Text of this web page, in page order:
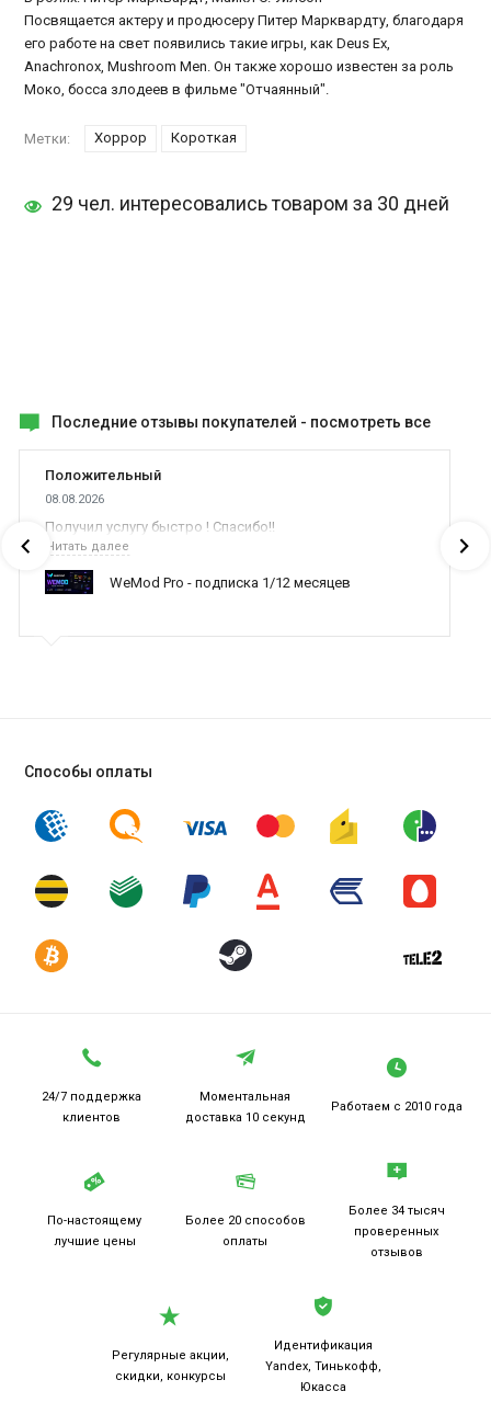
Посвящается актеру и продюсеру Питер Марквардту, благодаря
его работе на свет появились такие игры, как Deus Ex,
Anachronox, Mushroom Men. Он также хорошо известен за роль
Моко, босса злодеев в фильме "Отчаянный".
Метки: Хоррор Короткая
29 чел. интересовались товаром за 30 дней
Последние отзывы покупателей - посмотреть все
Положительный
08.08.2026
Получил услугу быстро ! Спасибо!!
Читать далее
WeMod Pro - подписка 1/12 месяцев
Способы оплаты
24/7 поддержка
клиентов
Моментальная
доставка 10 секунд
Работаем с 2010 года
По-настоящему
лучшие цены
Более 20 способов
оплаты
Более 34 тысяч
проверенных
отзывов
Регулярные акции,
скидки, конкурсы
Идентификация
Yandex, Тинькофф,
Юкасса